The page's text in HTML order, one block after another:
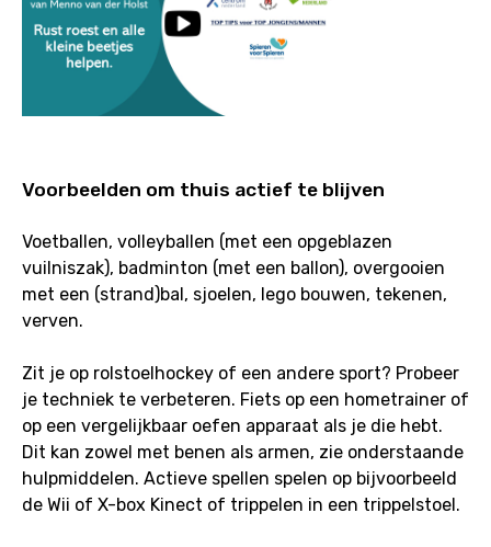
Voorbeelden om thuis actief te blijven
Voetballen, volleyballen (met een opgeblazen
vuilniszak), badminton (met een ballon), overgooien
met een (strand)bal, sjoelen, lego bouwen, tekenen,
verven.
Zit je op rolstoelhockey of een andere sport? Probeer
je techniek te verbeteren. Fiets op een hometrainer of
op een vergelijkbaar oefen apparaat als je die hebt.
Dit kan zowel met benen als armen, zie onderstaande
hulpmiddelen. Actieve spellen spelen op bijvoorbeeld
de Wii of X-box Kinect of trippelen in een trippelstoel.